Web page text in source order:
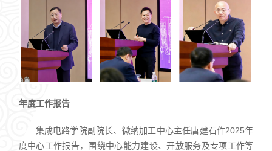
年度工作报告
集成电路学院副院长、微纳加工中心主任唐建石作2025年
度中心工作报告，围绕中心能力建设、开放服务及专项工作等